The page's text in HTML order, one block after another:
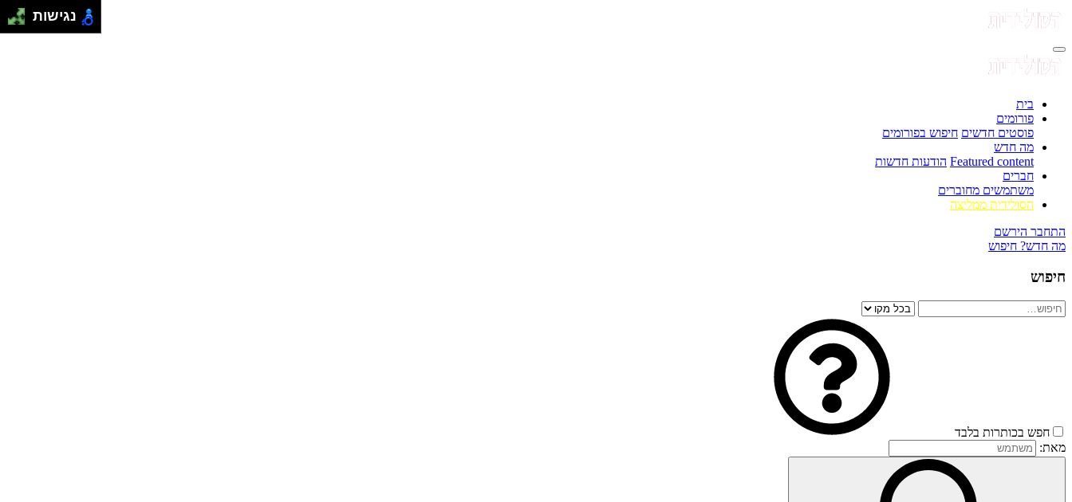
בית
פורומים
פוסטים חדשים חיפוש בפורומים
מה חדש
Featured content הודעות חדשות
חברים
משתמשים מחוברים
הסולידית ממליצה
התחבר הירשם
מה חדש? חיפוש
חיפוש
חפש בכותרות בלבד
מאת:
נגישות